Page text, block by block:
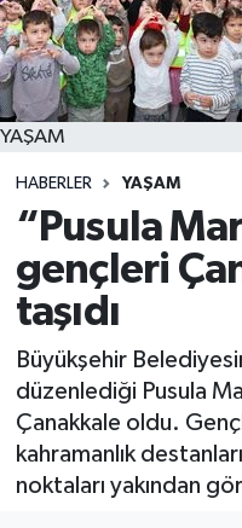
YAŞAM
HABERLER YAŞAM
“Pusula
gençleri
taşıdı
Büyükşehir
düzenlediği Pusula
Çanakkale oldu.
kahramanlık
noktaları yakından
YAŞAM